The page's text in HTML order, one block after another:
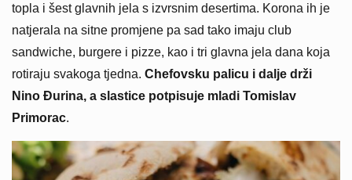
topla i šest glavnih jela s izvrsnim desertima. Korona ih je
natjerala na sitne promjene pa sad tako imaju club
sandwiche, burgere i pizze, kao i tri glavna jela dana koja
rotiraju svakoga tjedna. Chefovsku palicu i dalje drži
Nino Đurina, a slastice potpisuje mladi Tomislav
Primorac.